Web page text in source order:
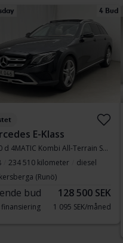
4 Bud
E-Klass
E 220 d 4MATIC Kombi All-Terrain S213
234 510 kilometer
diesel
(Runö)
bud 128 500 SEK
finansiering 1 095 SEK/måned